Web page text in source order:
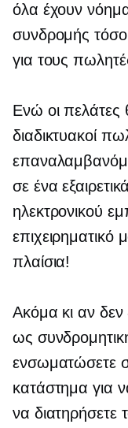
όλα έχουν
συνδρομής τόσο
για τους
Ενώ οι πελάτες
διαδικτυακοί
σε ένα
ηλεκτρονικού
επιχειρηματικό
πλαίσια!
Ακόμα κι αν δεν
ως
ενσωματώσετε
κατάστημα για
να διατηρήσετε